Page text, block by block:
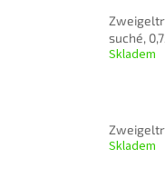
suché,
Skladem
Skladem